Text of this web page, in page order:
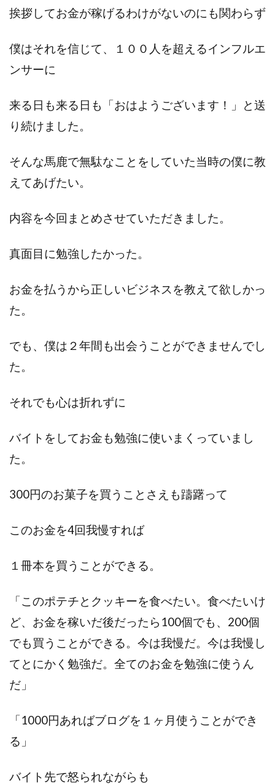
挨拶してお金が稼げるわけがないのにも関わらず
僕はそれを信じて、１００人を超えるインフルエ
ンサーに
来る日も来る日も「おはようございます！」と送
り続けました。
そんな馬鹿で無駄なことをしていた当時の僕に教
えてあげたい。
内容を今回まとめさせていただきました。
真面目に勉強したかった。
お金を払うから正しいビジネスを教えて欲しかっ
た。
でも、僕は２年間も出会うことができませんでし
た。
それでも心は折れずに
バイトをしてお金も勉強に使いまくっていまし
た。
300円のお菓子を買うことさえも躊躇って
このお金を4回我慢すれば
１冊本を買うことができる。
「このポテチとクッキーを食べたい。食べたいけ
ど、お金を稼いだ後だったら100個でも、200個
でも買うことができる。今は我慢だ。今は我慢し
てとにかく勉強だ。全てのお金を勉強に使うん
だ」
「1000円あればブログを１ヶ月使うことができ
る」
バイト先で怒られながらも